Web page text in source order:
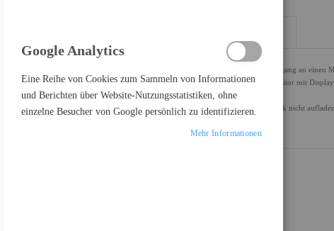
Mit diesem Kabel können Sie einen Computer mit USB-C-Ausgang an
eines USB-C-Daisy-Chain kompatiblen Monitors an einen Monitor mit
Monitors.
Mit dem USB-C zu DisplayPort-Kabel können Sie Ihr Notebook nicht
Google Analytics
Eine Reihe von Cookies zum Sammeln von Informationen
und Berichten über Website-Nutzungsstatistiken, ohne
einzelne Besucher von Google persönlich zu identifizieren.
Mehr Informationen